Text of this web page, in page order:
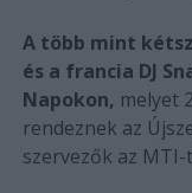
A több mint
és a francia DJ
Napokon, melyet
rendeznek az
szervezők az MTI-